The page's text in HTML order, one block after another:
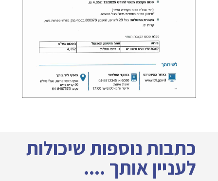
כתבות נוספות שיכולות
לעניין אותך ....